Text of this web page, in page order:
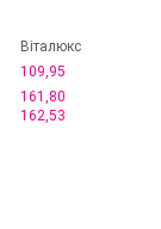
Віталюкс
109,95
161,80
162,53